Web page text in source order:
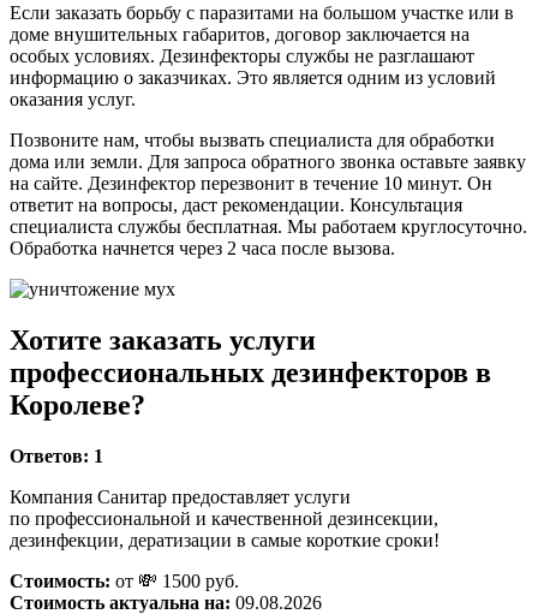
Если заказать борьбу с паразитами на большом участке или в
доме внушительных габаритов, договор заключается на
особых условиях. Дезинфекторы службы не разглашают
информацию о заказчиках. Это является одним из условий
оказания услуг.
Позвоните нам, чтобы вызвать специалиста для обработки
дома или земли. Для запроса обратного звонка оставьте заявку
на сайте. Дезинфектор перезвонит в течение 10 минут. Он
ответит на вопросы, даст рекомендации. Консультация
специалиста службы бесплатная. Мы работаем круглосуточно.
Обработка начнется через 2 часа после вызова.
Хотите заказать услуги
профессиональных дезинфекторов в
Королеве?
Ответов: 1
Компания Санитар предоставляет услуги
по профессиональной и качественной дезинсекции,
дезинфекции, дератизации в самые короткие сроки!
Стоимость: от 💸 1500 руб.
Стоимость актуальна на: 09.08.2026